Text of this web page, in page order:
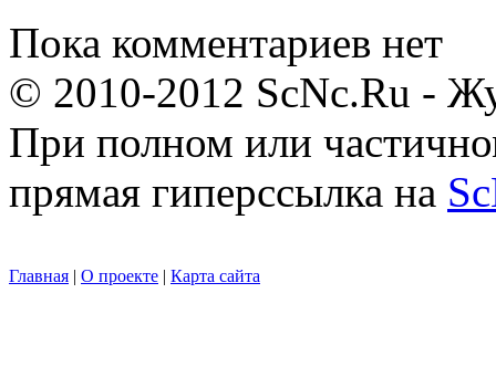
Пока комментариев нет
© 2010-2012 ScNc.Ru -
При полном или
прямая гиперссылка на
Главная | О проекте | Карта сайта